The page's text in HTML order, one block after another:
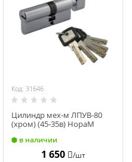
Код: 31646
Цилиндр мех-м ЛПУВ-80
(хром) (45-35в) НораМ
в наличии
1 650 /шт